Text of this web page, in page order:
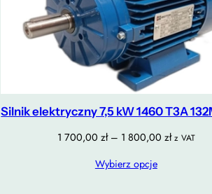
Silnik elektryczny 7,5 kW 1460 T3A
1 700,00 zł – 1 800,00 złZakres
z VAT
Wybierz opcje